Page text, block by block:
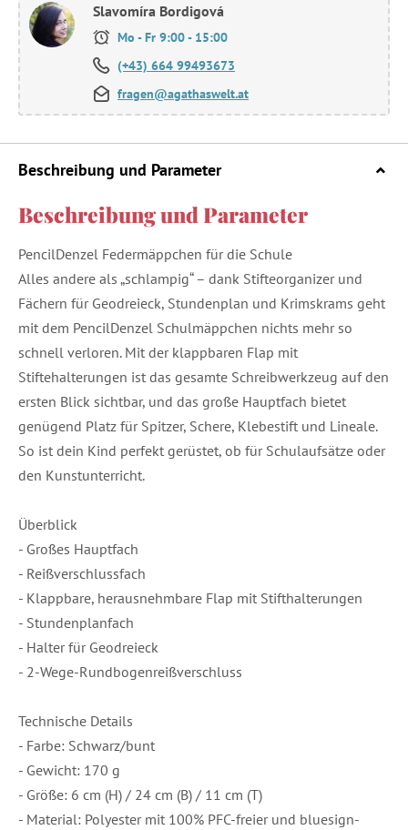
Slavomíra Bordigová
Mo - Fr 9:00 - 15:00
(+43) 664 99493673
fragen@agathaswelt.at
Beschreibung und Parameter
Beschreibung und Parameter
PencilDenzel Federmäppchen für die Schule
Alles andere als „schlampig“ – dank Stifteorganizer und
Fächern für Geodreieck, Stundenplan und Krimskrams geht
mit dem PencilDenzel Schulmäppchen nichts mehr so
schnell verloren. Mit der klappbaren Flap mit
Stiftehalterungen ist das gesamte Schreibwerkzeug auf den
ersten Blick sichtbar, und das große Hauptfach bietet
genügend Platz für Spitzer, Schere, Klebestift und Lineale.
So ist dein Kind perfekt gerüstet, ob für Schulaufsätze oder
den Kunstunterricht.
Überblick
- Großes Hauptfach
- Reißverschlussfach
- Klappbare, herausnehmbare Flap mit Stifthalterungen
- Stundenplanfach
- Halter für Geodreieck
- 2-Wege-Rundbogenreißverschluss
Technische Details
- Farbe: Schwarz/bunt
- Gewicht: 170 g
- Größe: 6 cm (H) / 24 cm (B) / 11 cm (T)
- Material: Polyester mit 100% PFC-freier und bluesign-